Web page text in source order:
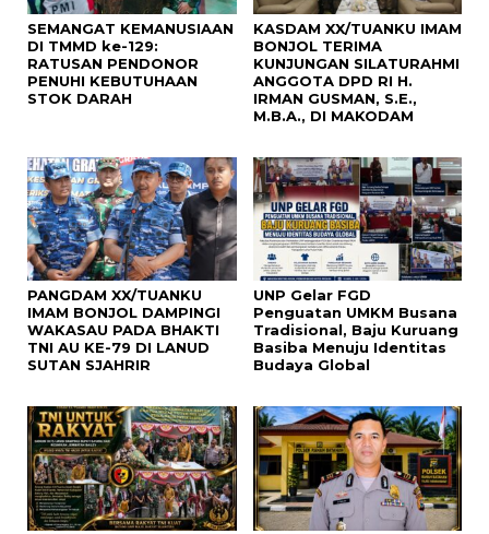
SEMANGAT KEMANUSIAAN
DI TMMD ke-129:
RATUSAN PENDONOR
PENUHI KEBUTUHAAN
STOK DARAH
KASDAM XX/TUANKU IMAM
BONJOL TERIMA
KUNJUNGAN SILATURAHMI
ANGGOTA DPD RI H.
IRMAN GUSMAN, S.E.,
M.B.A., DI MAKODAM
PANGDAM XX/TUANKU
IMAM BONJOL DAMPINGI
WAKASAU PADA BHAKTI
TNI AU KE-79 DI LANUD
SUTAN SJAHRIR
UNP Gelar FGD
Penguatan UMKM Busana
Tradisional, Baju Kuruang
Basiba Menuju Identitas
Budaya Global